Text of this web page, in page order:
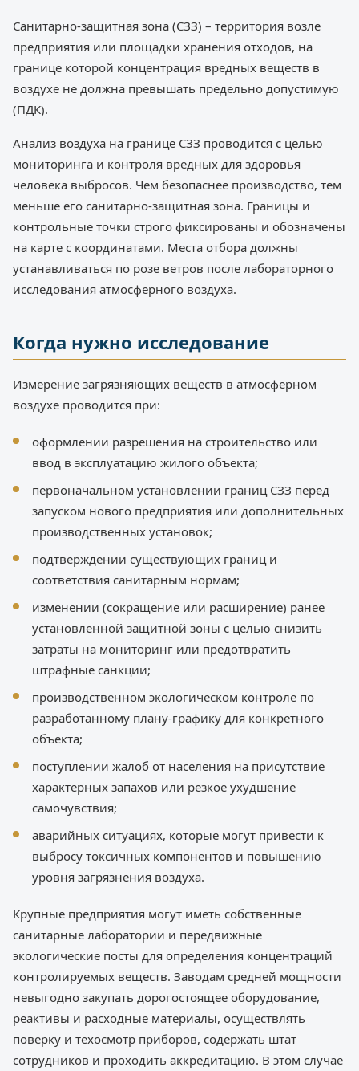
Санитарно-защитная зона (СЗЗ) – территория возле
предприятия или площадки хранения отходов, на
границе которой концентрация вредных веществ в
воздухе не должна превышать предельно допустимую
(ПДК).
Анализ воздуха на границе СЗЗ проводится с целью
мониторинга и контроля вредных для здоровья
человека выбросов. Чем безопаснее производство, тем
меньше его санитарно-защитная зона. Границы и
контрольные точки строго фиксированы и обозначены
на карте с координатами. Места отбора должны
устанавливаться по розе ветров после лабораторного
исследования атмосферного воздуха.
Когда нужно исследование
Измерение загрязняющих веществ в атмосферном
воздухе проводится при:
оформлении разрешения на строительство или
ввод в эксплуатацию жилого объекта;
первоначальном установлении границ СЗЗ перед
запуском нового предприятия или дополнительных
производственных установок;
подтверждении существующих границ и
соответствия санитарным нормам;
изменении (сокращение или расширение) ранее
установленной защитной зоны с целью снизить
затраты на мониторинг или предотвратить
штрафные санкции;
производственном экологическом контроле по
разработанному плану-графику для конкретного
объекта;
поступлении жалоб от населения на присутствие
характерных запахов или резкое ухудшение
самочувствия;
аварийных ситуациях, которые могут привести к
выбросу токсичных компонентов и повышению
уровня загрязнения воздуха.
Крупные предприятия могут иметь собственные
санитарные лаборатории и передвижные
экологические посты для определения концентраций
контролируемых веществ. Заводам средней мощности
невыгодно закупать дорогостоящее оборудование,
реактивы и расходные материалы, осуществлять
поверку и техосмотр приборов, содержать штат
сотрудников и проходить аккредитацию. В этом случае